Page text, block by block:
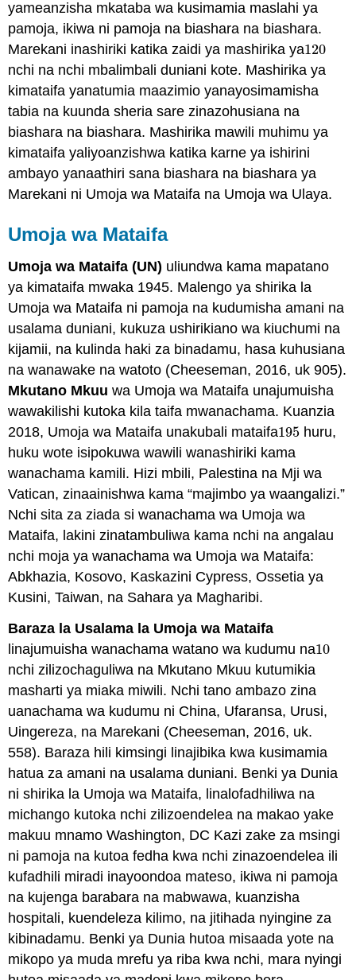
yameanzisha mkataba wa kusimamia maslahi ya
pamoja, ikiwa ni pamoja na biashara na biashara.
Marekani inashiriki katika zaidi ya mashirika ya120
120
nchi na nchi mbalimbali duniani kote. Mashirika ya
kimataifa yanatumia maazimio yanayosimamisha
tabia na kuunda sheria sare zinazohusiana na
biashara na biashara. Mashirika mawili muhimu ya
kimataifa yaliyoanzishwa katika karne ya ishirini
ambayo yanaathiri sana biashara na biashara ya
Marekani ni Umoja wa Mataifa na Umoja wa Ulaya.
Umoja wa Mataifa
Umoja wa Mataifa (UN) uliundwa kama mapatano
ya kimataifa mwaka 1945. Malengo ya shirika la
Umoja wa Mataifa ni pamoja na kudumisha amani na
usalama duniani, kukuza ushirikiano wa kiuchumi na
kijamii, na kulinda haki za binadamu, hasa kuhusiana
na wanawake na watoto (Cheeseman, 2016, uk 905).
Mkutano Mkuu wa Umoja wa Mataifa unajumuisha
wawakilishi kutoka kila taifa mwanachama. Kuanzia
2018, Umoja wa Mataifa unakubali mataifa195
195 huru,
huku wote isipokuwa wawili wanashiriki kama
wanachama kamili. Hizi mbili, Palestina na Mji wa
Vatican, zinaainishwa kama “majimbo ya waangalizi.”
Nchi sita za ziada si wanachama wa Umoja wa
Mataifa, lakini zinatambuliwa kama nchi na angalau
nchi moja ya wanachama wa Umoja wa Mataifa:
Abkhazia, Kosovo, Kaskazini Cypress, Ossetia ya
Kusini, Taiwan, na Sahara ya Magharibi.
Baraza la Usalama la Umoja wa Mataifa
linajumuisha wanachama watano wa kudumu na10
10
nchi zilizochaguliwa na Mkutano Mkuu kutumikia
masharti ya miaka miwili. Nchi tano ambazo zina
uanachama wa kudumu ni China, Ufaransa, Urusi,
Uingereza, na Marekani (Cheeseman, 2016, uk.
558). Baraza hili kimsingi linajibika kwa kusimamia
hatua za amani na usalama duniani. Benki ya Dunia
ni shirika la Umoja wa Mataifa, linalofadhiliwa na
michango kutoka nchi zilizoendelea na makao yake
makuu mnamo Washington, DC Kazi zake za msingi
ni pamoja na kutoa fedha kwa nchi zinazoendelea ili
kufadhili miradi inayoondoa mateso, ikiwa ni pamoja
na kujenga barabara na mabwawa, kuanzisha
hospitali, kuendeleza kilimo, na jitihada nyingine za
kibinadamu. Benki ya Dunia hutoa misaada yote na
mikopo ya muda mrefu ya riba kwa nchi, mara nyingi